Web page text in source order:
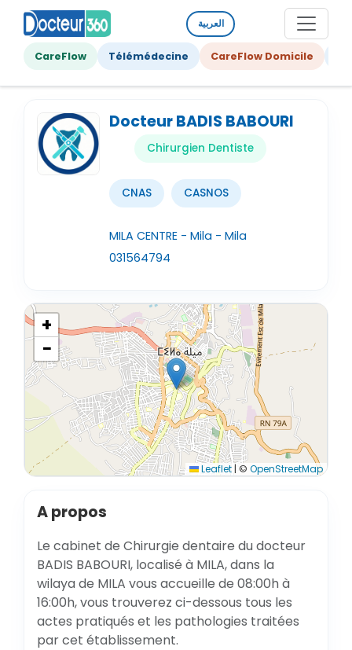
العربية
CareFlow Télémédecine CareFlow Domicile
Docteur BADIS BABOURI
Chirurgien Dentiste
CNAS CASNOS
MILA CENTRE - Mila - Mila
031564794
+
−
Leaflet| © OpenStreetMap
A propos
Le cabinet de Chirurgie dentaire du docteur
BADIS BABOURI, localisé à MILA, dans la
wilaya de MILA vous accueille de 08:00h à
16:00h, vous trouverez ci-dessous tous les
actes pratiqués et les pathologies traitées
par cet établissement.